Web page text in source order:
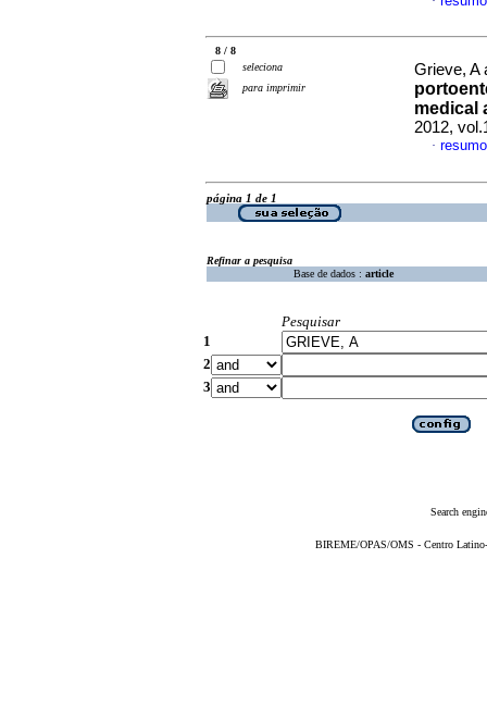
8 / 8
seleciona
para imprimir
Grieve, A
medical
2012,
·
página 1 de 1
Refinar a pesquisa
Base de dados : article
Pesquisar
1
2
3
Search
BIREME/OPAS/OMS - Centro Latino-